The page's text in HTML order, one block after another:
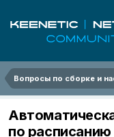
Вопросы по сборке и
по расписанию